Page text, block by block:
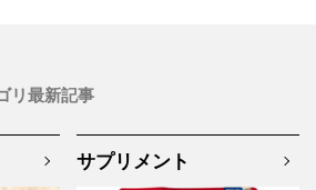
リ最新記事
サプリメント